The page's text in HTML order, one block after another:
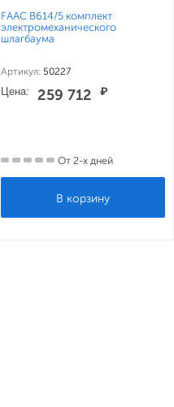
FAAC B614/5 комплект
электромеханического
шлагбаума
Артикул: 50227
Цена: 259 712 ₽
От 2-х дней